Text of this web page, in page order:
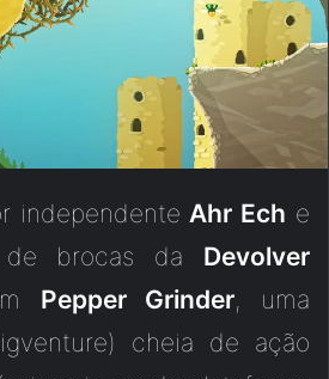
independente Ahr Ech e
de brocas da Devolver
Pepper Grinder, uma
cheia de ação